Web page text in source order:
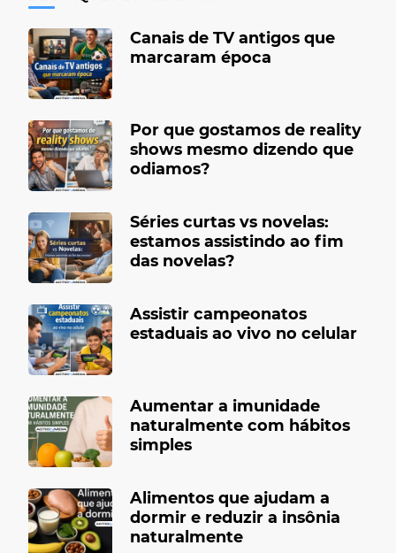
Canais de TV antigos que
marcaram época
Por que gostamos de reality
shows mesmo dizendo que
odiamos?
Séries curtas vs novelas:
estamos assistindo ao fim
das novelas?
Assistir campeonatos
estaduais ao vivo no celular
Aumentar a imunidade
naturalmente com hábitos
simples
Alimentos que ajudam a
dormir e reduzir a insônia
naturalmente